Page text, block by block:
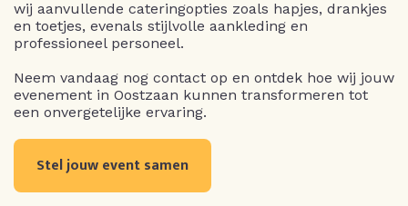
wij aanvullende cateringopties zoals hapjes, drankjes
en toetjes, evenals stijlvolle aankleding en
professioneel personeel.
Neem vandaag nog contact op en ontdek hoe wij jouw
evenement in Oostzaan kunnen transformeren tot
een onvergetelijke ervaring.
Stel jouw event samen